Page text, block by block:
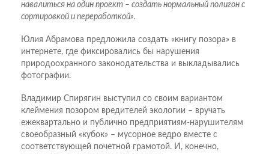
навалиться на один проект – создать нормальный полигон с
сортировкой и переработкой».
Юлия Абрамова предложила создать «книгу позора» в
интернете, где фиксировались бы нарушения
природоохранного законодательства и выкладывались
фотографии.
Владимир Спирягин выступил со своим вариантом
клеймения позором вредителей экологии – вручать
ежеквартально и публично предприятиям-нарушителям
своеобразный «кубок» – мусорное ведро вместе с
соответствующей почетной грамотой. И, конечно,